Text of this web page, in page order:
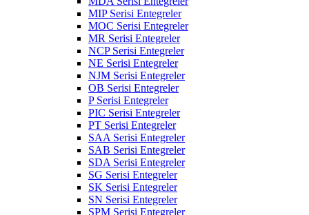
MIP Serisi Entegreler
MOC Serisi Entegreler
MR Serisi Entegreler
NCP Serisi Entegreler
NE Serisi Entegreler
NJM Serisi Entegreler
OB Serisi Entegreler
P Serisi Entegreler
PIC Serisi Entegreler
PT Serisi Entegreler
SAA Serisi Entegreler
SAB Serisi Entegreler
SDA Serisi Entegreler
SG Serisi Entegreler
SK Serisi Entegreler
SN Serisi Entegreler
SPM Serisi Entegreler